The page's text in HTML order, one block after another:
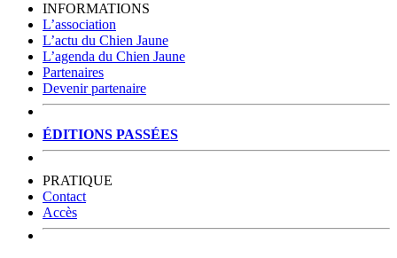
INFORMATIONS
L’association
L’actu du Chien Jaune
L’agenda du Chien Jaune
Partenaires
Devenir partenaire
ÉDITIONS PASSÉES
PRATIQUE
Contact
Accès